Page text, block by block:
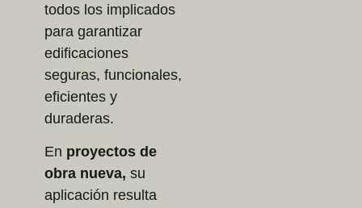
todos los implicados
para garantizar
edificaciones
seguras, funcionales,
eficientes y
duraderas.
En proyectos de
obra nueva, su
aplicación resulta